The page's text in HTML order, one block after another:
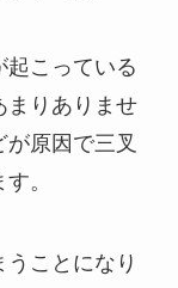
起こっている
まりありませ
原因で三叉
。
ことになり